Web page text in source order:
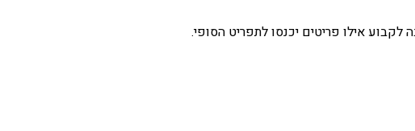
אילו פריטים יכנסו לתפריט הסופי.